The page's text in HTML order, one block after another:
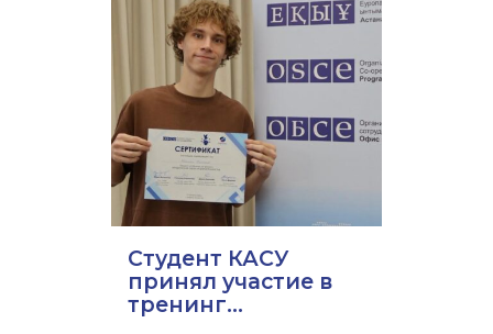
Студент КАСУ
принял участие в
тренинг...